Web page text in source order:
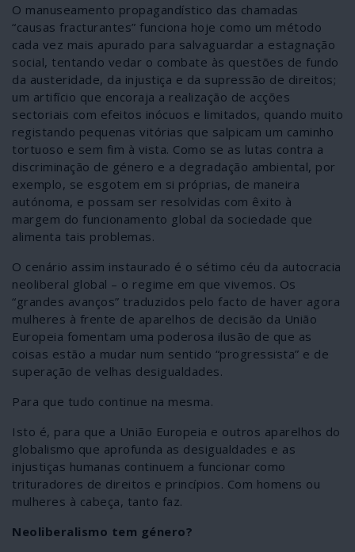
O manuseamento propagandístico das chamadas
“causas fracturantes” funciona hoje como um método
cada vez mais apurado para salvaguardar a estagnação
social, tentando vedar o combate às questões de fundo
da austeridade, da injustiça e da supressão de direitos;
um artifício que encoraja a realização de acções
sectoriais com efeitos inócuos e limitados, quando muito
registando pequenas vitórias que salpicam um caminho
tortuoso e sem fim à vista. Como se as lutas contra a
discriminação de género e a degradação ambiental, por
exemplo, se esgotem em si próprias, de maneira
autónoma, e possam ser resolvidas com êxito à
margem do funcionamento global da sociedade que
alimenta tais problemas.
O cenário assim instaurado é o sétimo céu da autocracia
neoliberal global – o regime em que vivemos. Os
“grandes avanços” traduzidos pelo facto de haver agora
mulheres à frente de aparelhos de decisão da União
Europeia fomentam uma poderosa ilusão de que as
coisas estão a mudar num sentido “progressista” e de
superação de velhas desigualdades.
Para que tudo continue na mesma.
Isto é, para que a União Europeia e outros aparelhos do
globalismo que aprofunda as desigualdades e as
injustiças humanas continuem a funcionar como
trituradores de direitos e princípios. Com homens ou
mulheres à cabeça, tanto faz.
Neoliberalismo tem género?